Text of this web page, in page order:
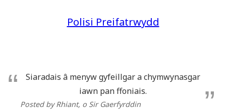
Polisi Preifatrwydd
Siaradais â menyw gyfeillgar a chymwynasgar
iawn pan ffoniais.
Posted by Rhiant, o Sir Gaerfyrddin